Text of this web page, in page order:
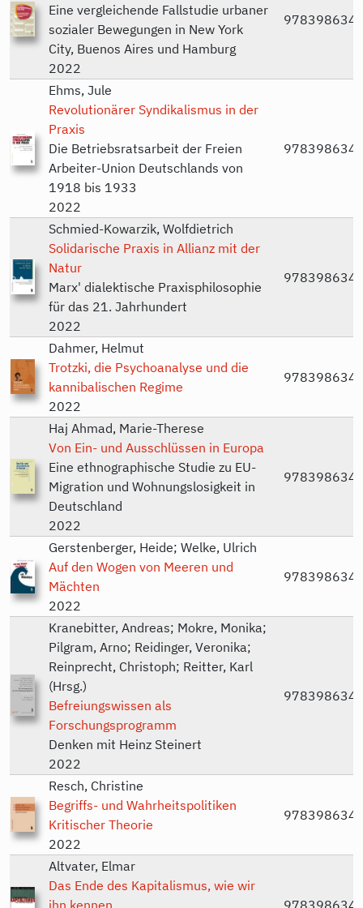
Eine vergleichende Fallstudie urbaner
sozialer Bewegungen in New York
City, Buenos Aires und Hamburg
2022
Ehms, Jule
Revolutionärer Syndikalismus in der
Praxis
Die Betriebsratsarbeit der Freien
Arbeiter-Union Deutschlands von
1918 bis 1933
2022
Schmied-Kowarzik, Wolfdietrich
Solidarische Praxis in Allianz mit der
Natur
Marx' dialektische Praxisphilosophie
für das 21. Jahrhundert
2022
Dahmer, Helmut
Trotzki, die Psychoanalyse und die
kannibalischen Regime
2022
Haj Ahmad, Marie-Therese
Von Ein- und Ausschlüssen in Europa
Eine ethnographische Studie zu EU-
Migration und Wohnungslosigkeit in
Deutschland
2022
Gerstenberger, Heide; Welke, Ulrich
Auf den Wogen von Meeren und
Mächten
2022
Kranebitter, Andreas; Mokre, Monika;
Pilgram, Arno; Reidinger, Veronika;
Reinprecht, Christoph; Reitter, Karl
(Hrsg.)
Befreiungswissen als
Forschungsprogramm
Denken mit Heinz Steinert
2022
Resch, Christine
Begriffs- und Wahrheitspolitiken
Kritischer Theorie
2022
Altvater, Elmar
Das Ende des Kapitalismus, wie wir
ihn kennen